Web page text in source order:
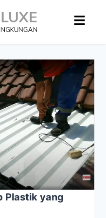
Plastik yang